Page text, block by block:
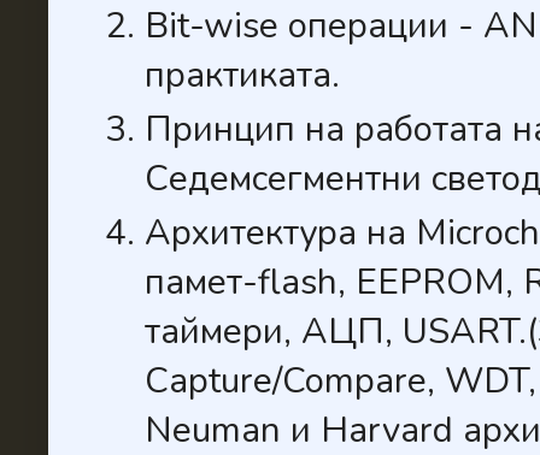
Bit-wise операции -
практиката.
Принцип на работата
Седемсегментни
Архитектура на
памет-flash, EEPROM,
таймери, АЦП,
Capture/Compare,
Neuman и Harvard